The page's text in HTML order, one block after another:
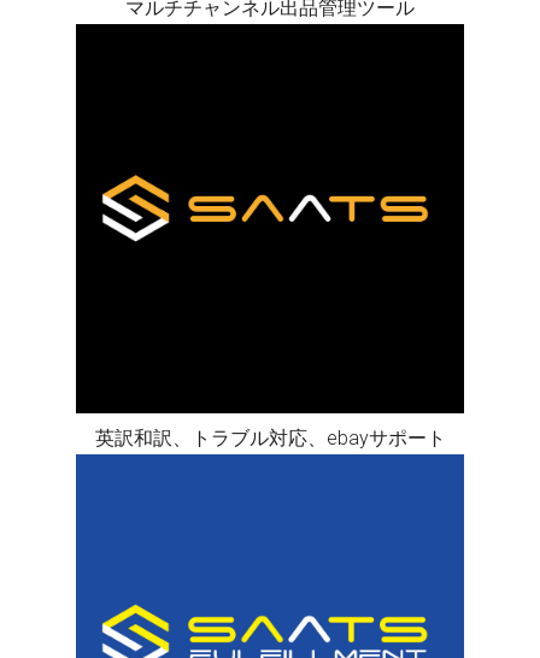
マルチチャンネル出品管理ツール
英訳和訳、トラブル対応、ebayサポート